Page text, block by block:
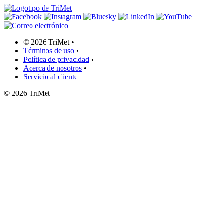
© 2026 TriMet •
Términos de uso •
Política de privacidad •
Acerca de nosotros •
Servicio al cliente
© 2026 TriMet